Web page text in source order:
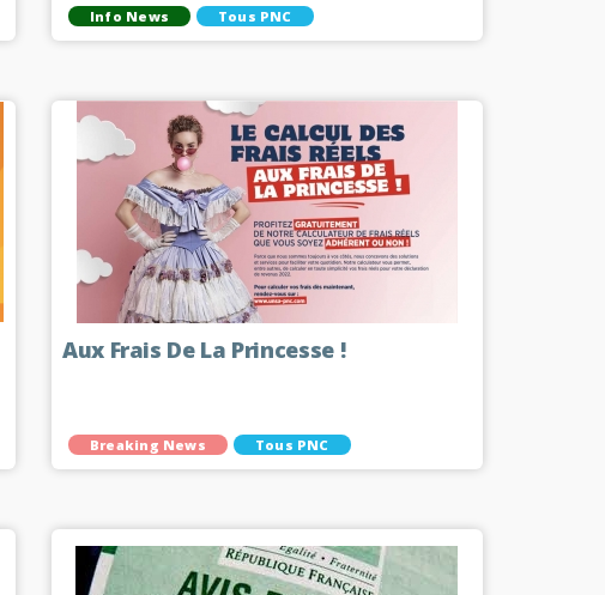
Info News Tous PNC
Aux Frais De La Princesse !
Breaking News Tous PNC